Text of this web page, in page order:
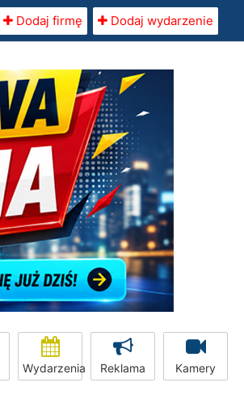
Dodaj firmę Dodaj wydarzenie
Wydarzenia Reklama Kamery